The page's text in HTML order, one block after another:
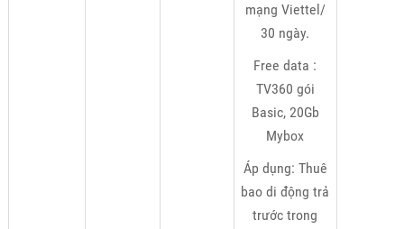
mạng Viettel/
30 ngày.
Free data :
TV360 gói
Basic, 20Gb
Mybox
Áp dụng: Thuê
bao di động trả
trước trong